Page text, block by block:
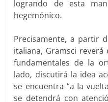
logrando de esta
hegemónico.
Precisamente, a partir
italiana, Gramsci
fundamentales de la
lado, discutirá la idea
se encuentra “a la
se detendrá con